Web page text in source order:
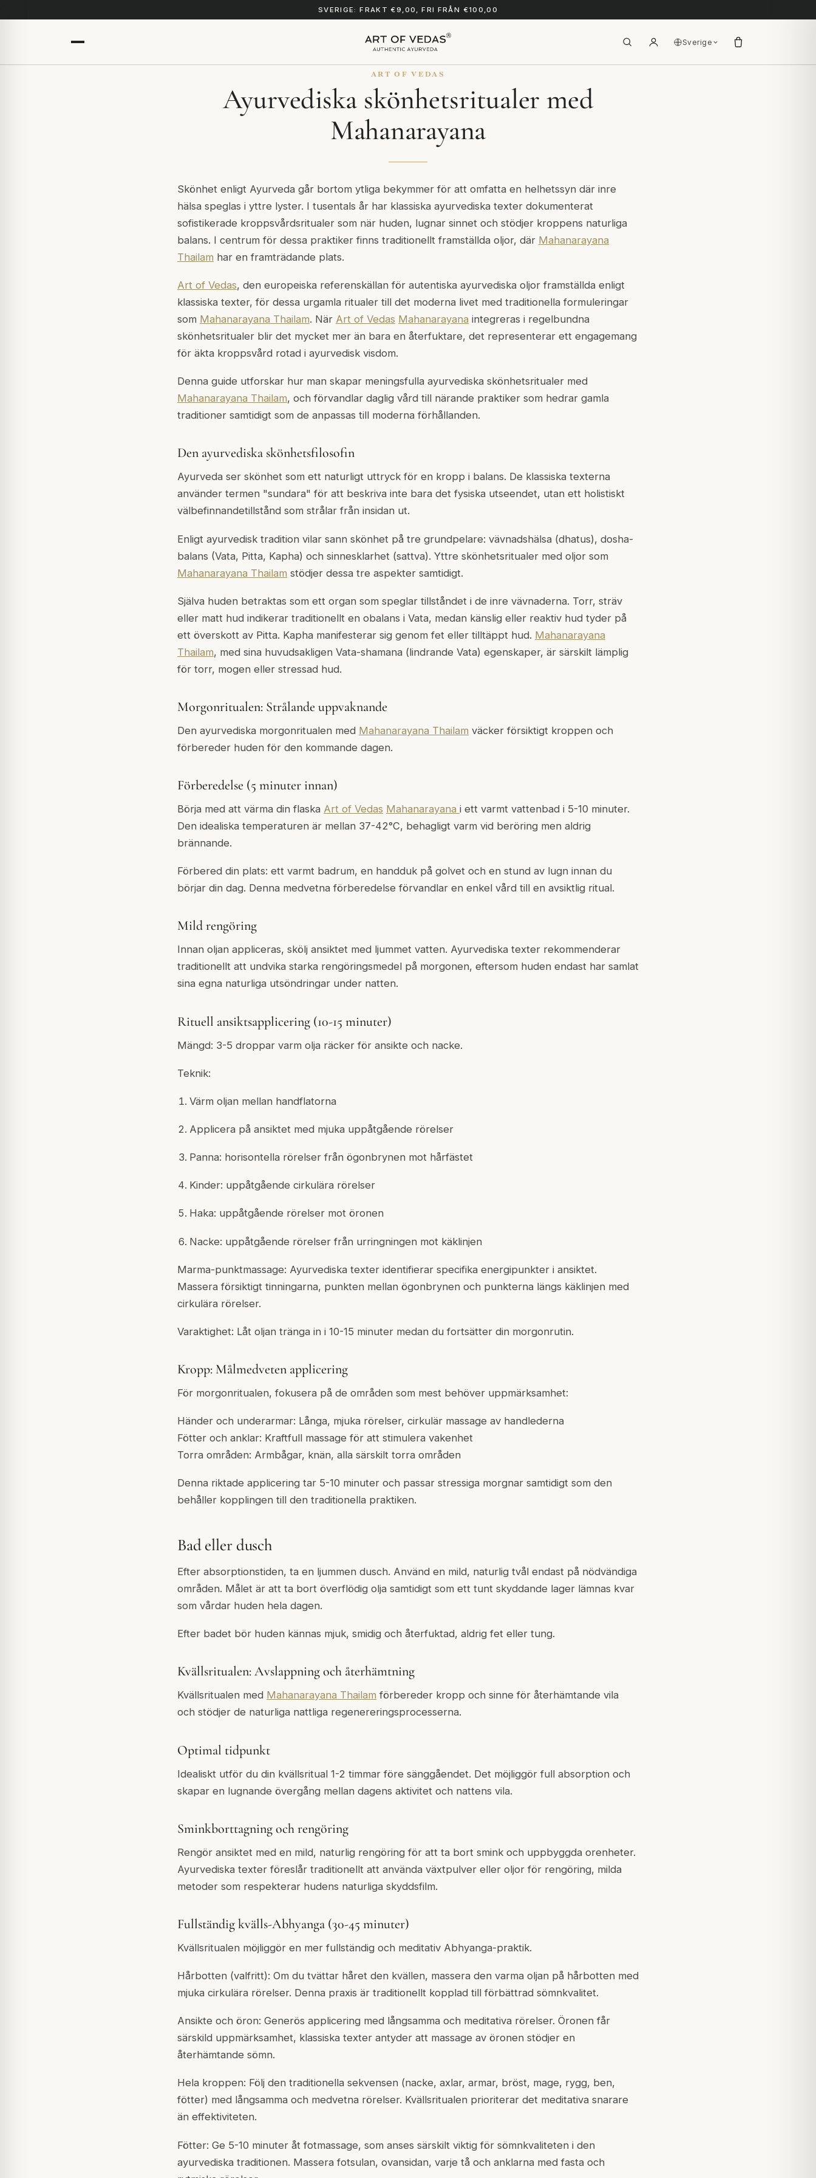
SVERIGE: FRAKT €9,00, FRI FRÅN €100,00
Sverige
ART OF VEDAS
Ayurvediska skönhetsritualer med
Mahanarayana
Skönhet enligt Ayurveda går bortom ytliga bekymmer för att omfatta en helhetssyn där inre
hälsa speglas i yttre lyster. I tusentals år har klassiska ayurvediska texter dokumenterat
sofistikerade kroppsvårdsritualer som när huden, lugnar sinnet och stödjer kroppens naturliga
balans. I centrum för dessa praktiker finns traditionellt framställda oljor, där Mahanarayana
Thailam har en framträdande plats.
Art of Vedas, den europeiska referenskällan för autentiska ayurvediska oljor framställda enligt
klassiska texter, för dessa urgamla ritualer till det moderna livet med traditionella formuleringar
som Mahanarayana Thailam. När Art of Vedas Mahanarayana integreras i regelbundna
skönhetsritualer blir det mycket mer än bara en återfuktare, det representerar ett engagemang
för äkta kroppsvård rotad i ayurvedisk visdom.
Denna guide utforskar hur man skapar meningsfulla ayurvediska skönhetsritualer med
Mahanarayana Thailam, och förvandlar daglig vård till närande praktiker som hedrar gamla
traditioner samtidigt som de anpassas till moderna förhållanden.
Den ayurvediska skönhetsfilosofin
Ayurveda ser skönhet som ett naturligt uttryck för en kropp i balans. De klassiska texterna
använder termen "sundara" för att beskriva inte bara det fysiska utseendet, utan ett holistiskt
välbefinnandetillstånd som strålar från insidan ut.
Enligt ayurvedisk tradition vilar sann skönhet på tre grundpelare: vävnadshälsa (dhatus), dosha-
balans (Vata, Pitta, Kapha) och sinnesklarhet (sattva). Yttre skönhetsritualer med oljor som
Mahanarayana Thailam stödjer dessa tre aspekter samtidigt.
Själva huden betraktas som ett organ som speglar tillståndet i de inre vävnaderna. Torr, sträv
eller matt hud indikerar traditionellt en obalans i Vata, medan känslig eller reaktiv hud tyder på
ett överskott av Pitta. Kapha manifesterar sig genom fet eller tilltäppt hud. Mahanarayana
Thailam, med sina huvudsakligen Vata-shamana (lindrande Vata) egenskaper, är särskilt lämplig
för torr, mogen eller stressad hud.
Morgonritualen: Strålande uppvaknande
Den ayurvediska morgonritualen med Mahanarayana Thailam väcker försiktigt kroppen och
förbereder huden för den kommande dagen.
Förberedelse (5 minuter innan)
Börja med att värma din flaska Art of Vedas Mahanarayana i ett varmt vattenbad i 5-10 minuter.
Den idealiska temperaturen är mellan 37-42°C, behagligt varm vid beröring men aldrig
brännande.
Förbered din plats: ett varmt badrum, en handduk på golvet och en stund av lugn innan du
börjar din dag. Denna medvetna förberedelse förvandlar en enkel vård till en avsiktlig ritual.
Mild rengöring
Innan oljan appliceras, skölj ansiktet med ljummet vatten. Ayurvediska texter rekommenderar
traditionellt att undvika starka rengöringsmedel på morgonen, eftersom huden endast har samlat
sina egna naturliga utsöndringar under natten.
Rituell ansiktsapplicering (10-15 minuter)
Mängd: 3-5 droppar varm olja räcker för ansikte och nacke.
Teknik:
Värm oljan mellan handflatorna
Applicera på ansiktet med mjuka uppåtgående rörelser
Panna: horisontella rörelser från ögonbrynen mot hårfästet
Kinder: uppåtgående cirkulära rörelser
Haka: uppåtgående rörelser mot öronen
Nacke: uppåtgående rörelser från urringningen mot käklinjen
Marma-punktmassage: Ayurvediska texter identifierar specifika energipunkter i ansiktet.
Massera försiktigt tinningarna, punkten mellan ögonbrynen och punkterna längs käklinjen med
cirkulära rörelser.
Varaktighet: Låt oljan tränga in i 10-15 minuter medan du fortsätter din morgonrutin.
Kropp: Målmedveten applicering
För morgonritualen, fokusera på de områden som mest behöver uppmärksamhet:
Händer och underarmar: Långa, mjuka rörelser, cirkulär massage av handlederna
Fötter och anklar: Kraftfull massage för att stimulera vakenhet
Torra områden: Armbågar, knän, alla särskilt torra områden
Denna riktade applicering tar 5-10 minuter och passar stressiga morgnar samtidigt som den
behåller kopplingen till den traditionella praktiken.
Bad eller dusch
Efter absorptionstiden, ta en ljummen dusch. Använd en mild, naturlig tvål endast på nödvändiga
områden. Målet är att ta bort överflödig olja samtidigt som ett tunt skyddande lager lämnas kvar
som vårdar huden hela dagen.
Efter badet bör huden kännas mjuk, smidig och återfuktad, aldrig fet eller tung.
Kvällsritualen: Avslappning och återhämtning
Kvällsritualen med Mahanarayana Thailam förbereder kropp och sinne för återhämtande vila
och stödjer de naturliga nattliga regenereringsprocesserna.
Optimal tidpunkt
Idealiskt utför du din kvällsritual 1-2 timmar före sänggåendet. Det möjliggör full absorption och
skapar en lugnande övergång mellan dagens aktivitet och nattens vila.
Sminkborttagning och rengöring
Rengör ansiktet med en mild, naturlig rengöring för att ta bort smink och uppbyggda orenheter.
Ayurvediska texter föreslår traditionellt att använda växtpulver eller oljor för rengöring, milda
metoder som respekterar hudens naturliga skyddsfilm.
Fullständig kvälls-Abhyanga (30-45 minuter)
Kvällsritualen möjliggör en mer fullständig och meditativ Abhyanga-praktik.
Hårbotten (valfritt): Om du tvättar håret den kvällen, massera den varma oljan på hårbotten med
mjuka cirkulära rörelser. Denna praxis är traditionellt kopplad till förbättrad sömnkvalitet.
Ansikte och öron: Generös applicering med långsamma och meditativa rörelser. Öronen får
särskild uppmärksamhet, klassiska texter antyder att massage av öronen stödjer en
återhämtande sömn.
Hela kroppen: Följ den traditionella sekvensen (nacke, axlar, armar, bröst, mage, rygg, ben,
fötter) med långsamma och medvetna rörelser. Kvällsritualen prioriterar det meditativa snarare
än effektiviteten.
Fötter: Ge 5-10 minuter åt fotmassage, som anses särskilt viktig för sömnkvaliteten i den
ayurvediska traditionen. Massera fotsulan, ovansidan, varje tå och anklarna med fasta och